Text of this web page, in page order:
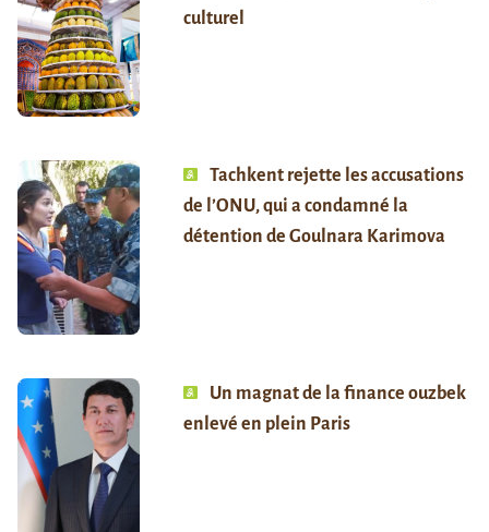
culturel
Tachkent rejette les accusations
de l’ONU, qui a condamné la
détention de Goulnara Karimova
Un magnat de la finance ouzbek
enlevé en plein Paris